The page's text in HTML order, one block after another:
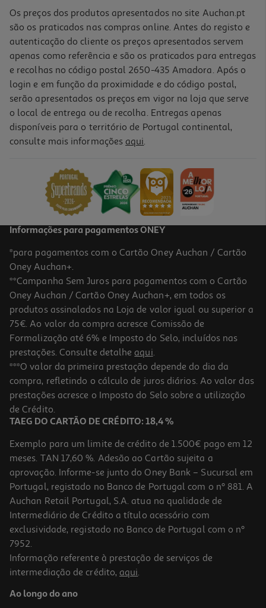
Os preços dos produtos apresentados no site Auchan.pt
são os praticados nas compras online. Antes do registo e
autenticação do cliente os preços apresentados servem
apenas como referência e são os praticados para entregas
e recolhas no código postal 2650-435 Amadora. Após o
login e em função da proximidade e do código postal,
serão apresentados os preços em vigor na loja que serve
o local de entrega ou de recolha. Entregas apenas
disponíveis para o território de Portugal continental,
consulte mais informações aqui.
Informações para pagamentos ONEY
*para pagamentos com o Cartão Oney Auchan / Cartão
Oney Auchan+.
**Campanha Sem Juros para pagamentos com o Cartão
Oney Auchan / Cartão Oney Auchan+, em todos os
produtos assinalados na Loja de valor igual ou superior a
75€. Ao valor da compra acresce Comissão de
Formalização até 6% e Imposto do Selo, incluídos nas
prestações. Consulte detalhe aqui.
***O valor da primeira prestação depende do dia da
compra, refletindo o cálculo de juros diários. Ao valor das
prestações acresce o Imposto do Selo sobre a utilização
de Crédito.
TAEG DO CARTÃO DE CRÉDITO: 18,4 %
Exemplo para um limite de crédito de 1.500€ pago em 12
meses. TAN 17,60 %. Adesão ao Cartão sujeita a
aprovação. Informe-se junto do Oney Bank – Sucursal em
Portugal, registado no Banco de Portugal com o nº 881. A
Auchan Retail Portugal, S.A. atua na qualidade de
Intermediário de Crédito a título acessório com
exclusividade, registado no Banco de Portugal com o nº
7952.
Informação referente à prestação de serviços de
intermediação de crédito, aqui.
Ao longo do ano